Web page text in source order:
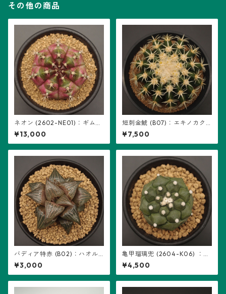
その他の商品
ネオン (2602-NE01)：ギムノ
カリキウム属 ※実生
¥13,000
短刺金鯱 (B07)：エキノカク
タス属 ※実生
¥7,500
バディア特赤 (B02)：ハオル
チア属 ※実生
¥3,000
亀甲瑠璃兜 (2604-K06) ：ア
ストロフィツム属 ※実生
¥4,500